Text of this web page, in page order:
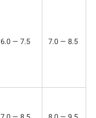
6.0 — 7.5 7.0 — 8.5